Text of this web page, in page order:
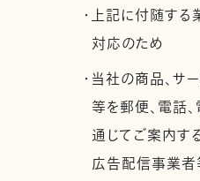
・上記に付随す
対応のため
・当社の商品、サ
等を郵便、電話
通じてご案内す
広告配信事業者